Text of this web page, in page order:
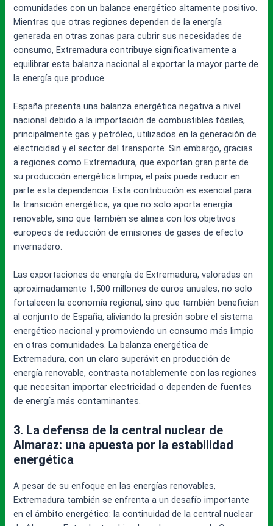
comunidades con un balance energético altamente positivo.
Mientras que otras regiones dependen de la energía
generada en otras zonas para cubrir sus necesidades de
consumo, Extremadura contribuye significativamente a
equilibrar esta balanza nacional al exportar la mayor parte de
la energía que produce.
España presenta una balanza energética negativa a nivel
nacional debido a la importación de combustibles fósiles,
principalmente gas y petróleo, utilizados en la generación de
electricidad y el sector del transporte. Sin embargo, gracias
a regiones como Extremadura, que exportan gran parte de
su producción energética limpia, el país puede reducir en
parte esta dependencia. Esta contribución es esencial para
la transición energética, ya que no solo aporta energía
renovable, sino que también se alinea con los objetivos
europeos de reducción de emisiones de gases de efecto
invernadero.
Las exportaciones de energía de Extremadura, valoradas en
aproximadamente 1,500 millones de euros anuales, no solo
fortalecen la economía regional, sino que también benefician
al conjunto de España, aliviando la presión sobre el sistema
energético nacional y promoviendo un consumo más limpio
en otras comunidades. La balanza energética de
Extremadura, con un claro superávit en producción de
energía renovable, contrasta notablemente con las regiones
que necesitan importar electricidad o dependen de fuentes
de energía más contaminantes.
3. La defensa de la central nuclear de
Almaraz: una apuesta por la estabilidad
energética
A pesar de su enfoque en las energías renovables,
Extremadura también se enfrenta a un desafío importante
en el ámbito energético: la continuidad de la central nuclear